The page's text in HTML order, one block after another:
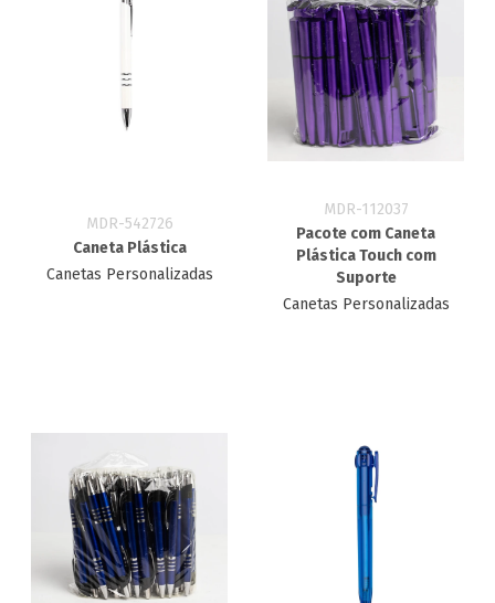
MDR-542726
Caneta Plástica
Canetas Personalizadas
MDR-112037
Pacote com Caneta
Plástica Touch com
Suporte
Canetas Personalizadas